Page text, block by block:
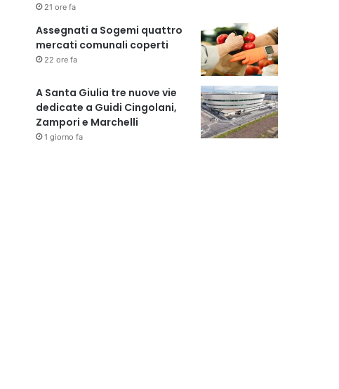
21 ore fa
Assegnati a Sogemi quattro
mercati comunali coperti
22 ore fa
A Santa Giulia tre nuove vie
dedicate a Guidi Cingolani,
Zampori e Marchelli
1 giorno fa